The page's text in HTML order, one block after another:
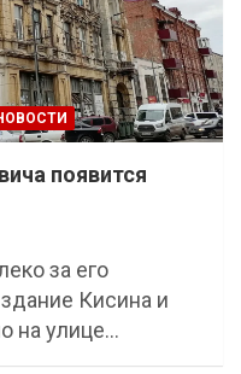
появится
за его
Кисина и
на улице…